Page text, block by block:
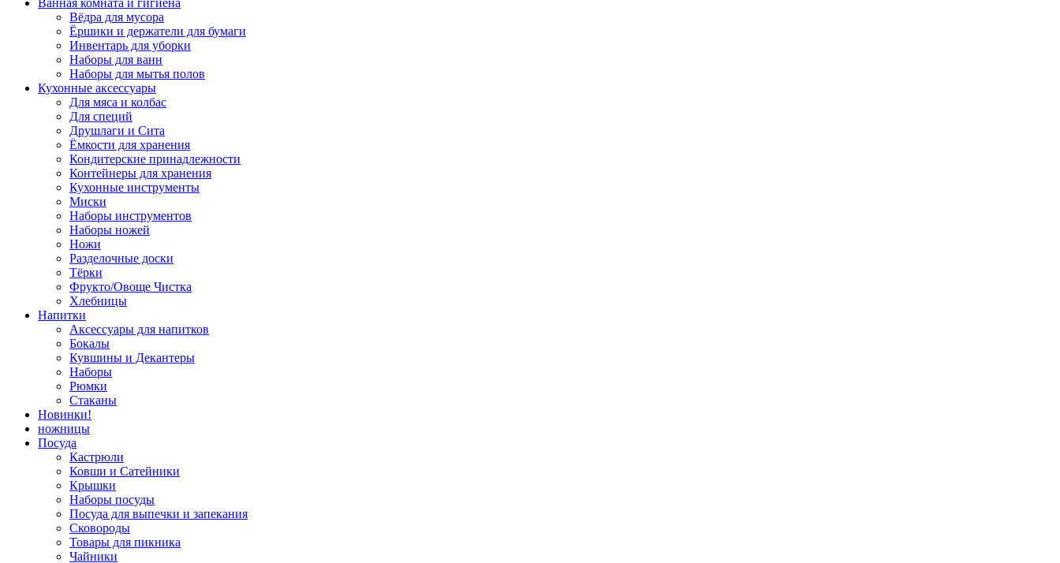
Ванная комната и гигиена
Вёдра для мусора
Ёршики и держатели для бумаги
Инвентарь для уборки
Наборы для ванн
Наборы для мытья полов
Кухонные аксессуары
Для мяса и колбас
Для специй
Друшлаги и Сита
Ёмкости для хранения
Кондитерские принадлежности
Контейнеры для хранения
Кухонные инструменты
Миски
Наборы инструментов
Наборы ножей
Ножи
Разделочные доски
Тёрки
Фрукто/Овоще Чистка
Хлебницы
Напитки
Аксессуары для напитков
Бокалы
Кувшины и Декантеры
Наборы
Рюмки
Стаканы
Новинки!
ножницы
Посуда
Кастрюли
Ковши и Сатейники
Крышки
Наборы посуды
Посуда для выпечки и запекания
Сковороды
Товары для пикника
Чайники